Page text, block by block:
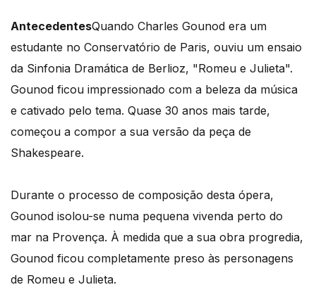
AntecedentesQuando Charles Gounod era um
estudante no Conservatório de Paris, ouviu um ensaio
da Sinfonia Dramática de Berlioz, "Romeu e Julieta".
Gounod ficou impressionado com a beleza da música
e cativado pelo tema. Quase 30 anos mais tarde,
começou a compor a sua versão da peça de
Shakespeare.
Durante o processo de composição desta ópera,
Gounod isolou-se numa pequena vivenda perto do
mar na Provença. À medida que a sua obra progredia,
Gounod ficou completamente preso às personagens
de Romeu e Julieta.